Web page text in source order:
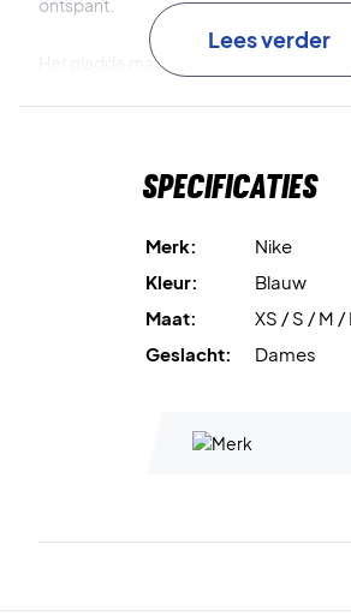
ontspant.
Het gladde materiaal is extra rekbaar
comfortabel te blijven.
Extra rekbaar materiaal
beweegt met
hoogwaardig comfort.
voor die klassieke Nike
Lees verder
Specificaties
Merk:
Nike
Kleur:
Blauw
Maat:
XS / S / M /
Geslacht:
Dames